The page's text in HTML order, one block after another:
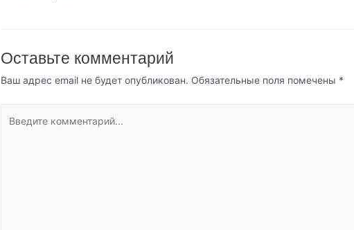
Оставьте комментарий
Ваш адрес email не будет опубликован. Обязательные поля помечены *
комментарий...